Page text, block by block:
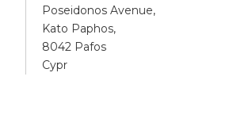
Poseidonos Avenue,
Kato Paphos,
8042 Pafos
Cypr